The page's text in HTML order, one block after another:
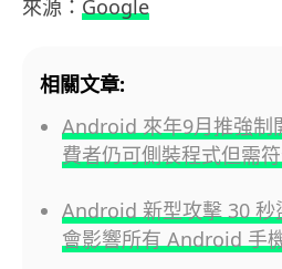
來源： Google
相關文章:
Android 來年9月推強制
費者仍可側裝程式但需
Android 新型攻擊 30 秒
會影響所有 Android 手